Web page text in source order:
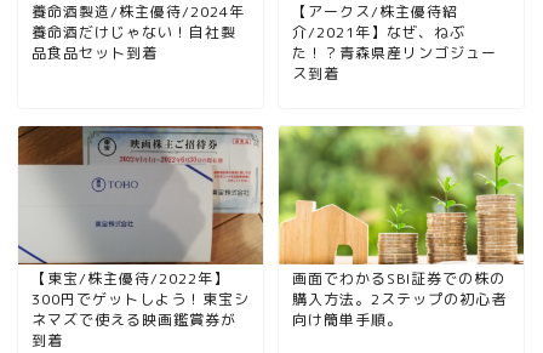
養命酒製造/株主優待/2024年
養命酒だけじゃない！自社製
品食品セット到着
【アークス/株主優待紹
介/2021年】なぜ、ねぶ
た！？青森県産リンゴジュー
ス到着
【東宝/株主優待/2022年】
300円でゲットしよう！東宝シ
ネマズで使える映画鑑賞券が
到着
画面でわかるSBI証券での株の
購入方法。2ステップの初心者
向け簡単手順。